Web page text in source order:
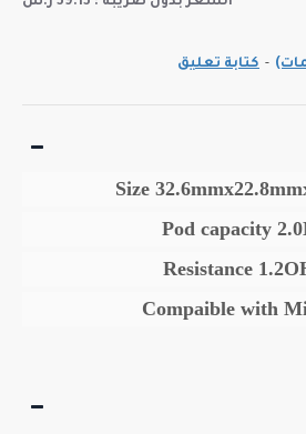
- كتابة تعليق
Size
Pod capacity
Resistance
Compaible with